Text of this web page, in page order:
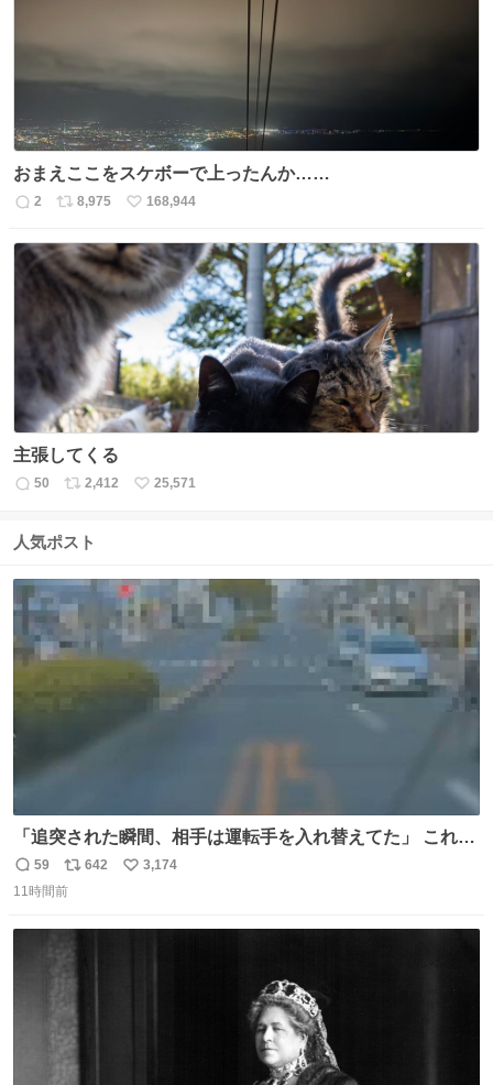
おまえここをスケボーで上ったんか……
返
数
2
リ
ス
ト
数
8,975
い
ね
数
168,944
主張してくる
返
数
50
リ
ス
数
2,412
い
25,571
人気ポスト
「追突された瞬間、相手は運転手を入れ替えてた」 これ実
話。 しかも後で無免許と判明。 ドラレコ無かったら完全に
返
信
59
リ
ポ
ト
642
い
3,174
11時間前